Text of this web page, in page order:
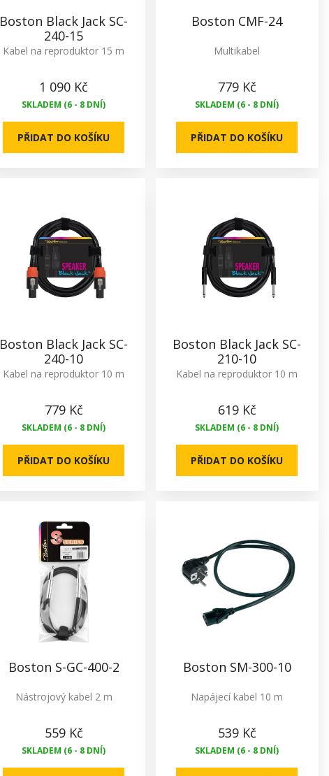
Boston Black Jack SC-
240-15
Kabel na reproduktor 15 m
1 090 Kč
SKLADEM (6 - 8 DNÍ)
PŘIDAT DO KOŠÍKU
Boston CMF-24
Multikabel
779 Kč
SKLADEM (6 - 8 DNÍ)
PŘIDAT DO KOŠÍKU
Boston Black Jack SC-
240-10
Kabel na reproduktor 10 m
779 Kč
SKLADEM (6 - 8 DNÍ)
PŘIDAT DO KOŠÍKU
Boston Black Jack SC-
210-10
Kabel na reproduktor 10 m
619 Kč
SKLADEM (6 - 8 DNÍ)
PŘIDAT DO KOŠÍKU
Boston S-GC-400-2
Nástrojový kabel 2 m
559 Kč
SKLADEM (6 - 8 DNÍ)
Boston SM-300-10
Napájecí kabel 10 m
539 Kč
SKLADEM (6 - 8 DNÍ)